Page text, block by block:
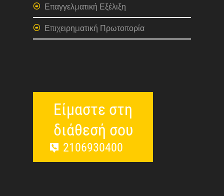
Επαγγελματική Εξέλιξη
Επιχειρηματική Πρωτοπορία
Είμαστε στη
διάθεσή σου
2106930400